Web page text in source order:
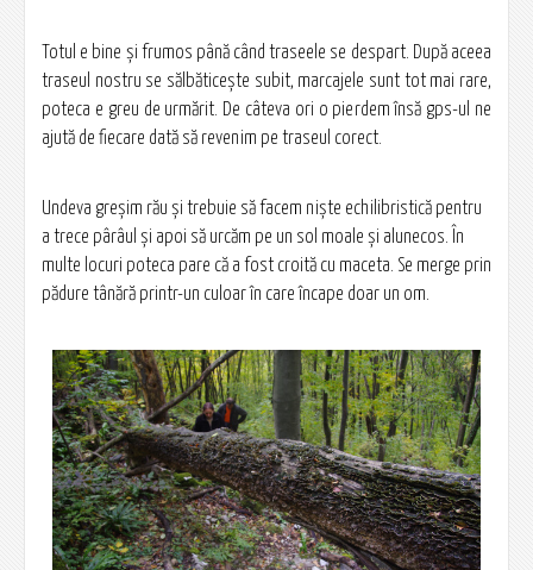
Totul e bine şi frumos până când traseele se despart. După aceea
traseul nostru se sălbăticeşte subit, marcajele sunt tot mai rare,
poteca e greu de urmărit. De câteva ori o pierdem însă gps-ul ne
ajută de fiecare dată să revenim pe traseul corect.
Undeva greşim rău şi trebuie să facem nişte echilibristică pentru
a trece pârâul şi apoi să urcăm pe un sol moale şi alunecos. În
multe locuri poteca pare că a fost croită cu maceta. Se merge prin
pădure tânără printr-un culoar în care încape doar un om.